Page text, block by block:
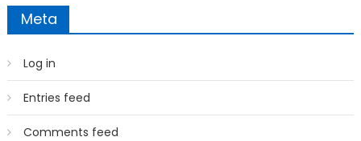
Meta
Log in
Entries feed
Comments feed